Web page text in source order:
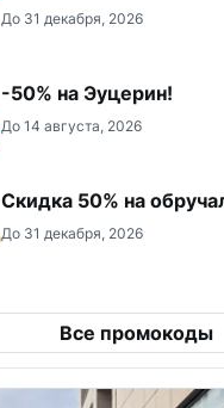
До 31 декабря, 2026
-50% на Эуцерин!
До 14 августа, 2026
Скидка 50% на
До 31 декабря, 2026
Все промокоды